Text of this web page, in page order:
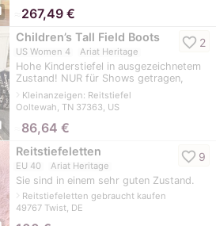
267,49 €
Children’s Tall Field Boots
US Women 4 Ariat Heritage
Hohe Kinderstiefel in ausgezeichnetem
Zustand! NUR für Shows getragen,
nicht für die Schule. Größe 4.
navigate_nextKleinanzeigen: Reitstiefel
Ooltewah, TN 37363, US
favorite_border 2
86,64 €
Reitstiefeletten
EU 40 Ariat Heritage
Sie sind in einem sehr guten Zustand.
navigate_nextReitstiefeletten gebraucht kaufen
49767 Twist, DE
favorite_border 9